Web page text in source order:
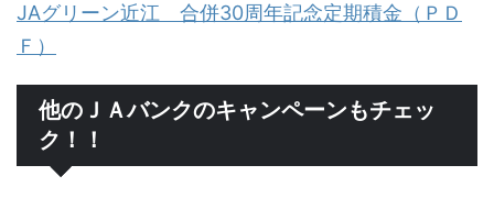
JAグリーン近江 合併30周年記念定期積金（ＰＤ
Ｆ）
他のＪＡバンクのキャンペーンもチェッ
ク！！